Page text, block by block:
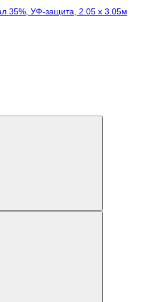
35%, УФ-защита, 2.05 х 3.05м